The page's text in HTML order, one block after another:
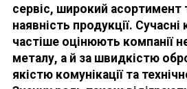
сервіс, широкий асортимент
наявність продукції. Сучасні
частіше оцінюють компанії
металу, а й за швидкістю
якістю комунікації та